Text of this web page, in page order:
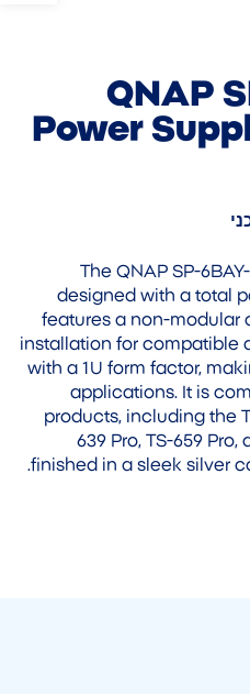
QNAP
Power
The QNAP SP-
designed with a total
features a non-modular
installation for compatible
with a 1U form factor,
applications. It is
products, including the
639 Pro, TS-659 Pro,
finished in a sleek silver